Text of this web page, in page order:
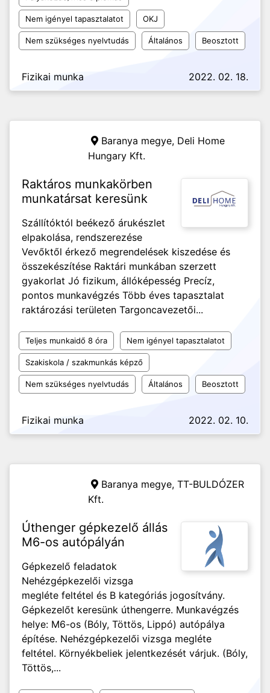
Nem igényel tapasztalatot OKJ
Nem szükséges nyelvtudás Általános Beosztott
Fizikai munka 2022. 02. 18.
Baranya megye, Deli Home
Hungary Kft.
Raktáros munkakörben
munkatársat keresünk
Szállítóktól beékező árukészlet
elpakolása, rendszerezése
Vevőktől érkező megrendelések kiszedése és
összekészítése Raktári munkában szerzett
gyakorlat Jó fizikum, állóképesség Precíz,
pontos munkavégzés Több éves tapasztalat
raktározási területen Targoncavezetői...
Teljes munkaidő 8 óra Nem igényel tapasztalatot
Szakiskola / szakmunkás képző
Nem szükséges nyelvtudás Általános Beosztott
Fizikai munka 2022. 02. 10.
Baranya megye, TT-BULDÓZER
Kft.
Úthenger gépkezelő állás
M6-os autópályán
Gépkezelő feladatok
Nehézgépkezelői vizsga
megléte feltétel és B kategóriás jogosítvány.
Gépkezelőt keresünk úthengerre. Munkavégzés
helye: M6-os (Bóly, Töttös, Lippó) autópálya
építése. Nehézgépkezelői vizsga megléte
feltétel. Környékbeliek jelentkezését várjuk. (Bóly,
Töttös,...